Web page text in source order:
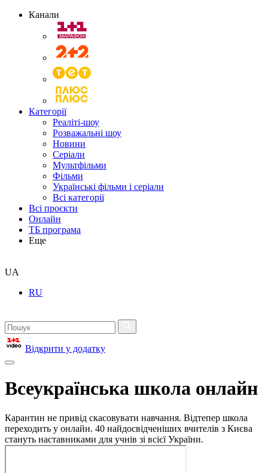
Канали
Категорії
Реаліті-шоу
Розважальні шоу
Новини
Серіали
Мультфільми
Фільми
Українські фільми і серіали
Всі категорії
Всі проєкти
Онлайн
ТБ програма
Еще
UA
RU
Відкрити у додатку
Всеукраїнська школа онлайн
Карантин не привід скасовувати навчання. Відтепер школа
переходить у онлайн. 40 найдосвідченіших вчителів з Києва
стануть наставниками для учнів зі всієї України.